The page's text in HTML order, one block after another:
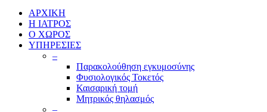
ΑΡΧΙΚΗ
Η ΙΑΤΡΟΣ
Ο ΧΩΡΟΣ
ΥΠΗΡΕΣΙΕΣ
–
Παρακολούθηση εγκυμοσύνης
Φυσιολογικός Τοκετός
Καισαρική τομή
Μητρικός θηλασμός
–